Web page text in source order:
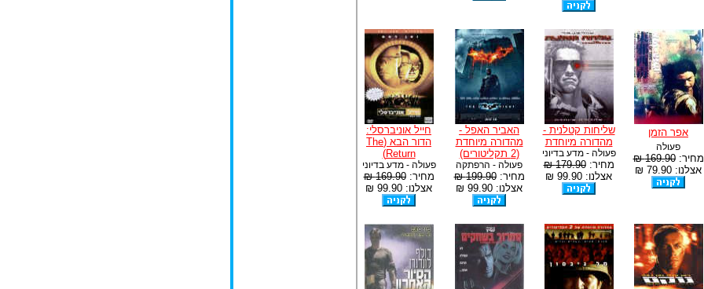
אפר הזמן
פעולה
מחיר:169.90 ₪
אצלנו: 79.90 ₪
שליחות קטלנית -
מהדורה מיוחדת
פעולה - מדע בדיוני
מחיר:179.90 ₪
אצלנו: 99.90 ₪
האביר האפל -
מהדורה מיוחדת
(2 תקליטורים)
פעולה - הרפתקה
מחיר:199.90 ₪
אצלנו: 99.90 ₪
חייל אוניברסלי:
הדור הבא (The
Return)
פעולה - מדע בדיוני
מחיר:169.90 ₪
אצלנו: 99.90 ₪